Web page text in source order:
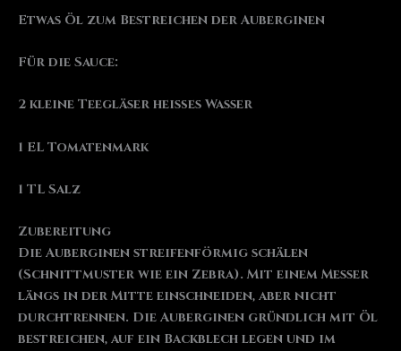
Etwas Öl zum Bestreichen der Auberginen
Für die Sauce:
2 kleine Teegläser heißes Wasser
1 EL Tomatenmark
1 TL Salz
Zubereitung
Die Auberginen streifenförmig schälen
(Schnittmuster wie ein Zebra). Mit einem Messer
längs in der Mitte einschneiden, aber nicht
durchtrennen. Die Auberginen gründlich mit Öl
bestreichen, auf ein Backblech legen und im